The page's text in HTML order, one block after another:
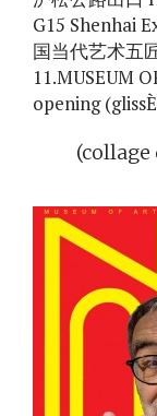
G15 Shenhai
国当代艺术五
11.MUSEUM
opening
(collage